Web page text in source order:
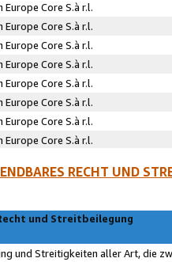
Europe Core S.à r.l.
Europe Core S.à r.l.
Europe Core S.à r.l.
Europe Core S.à r.l.
Europe Core S.à r.l.
Europe Core S.à r.l.
Europe Core S.à r.l.
Europe Core S.à r.l.
RECHT UND
und Streitbeilegung
und Streitigkeiten aller Art, die